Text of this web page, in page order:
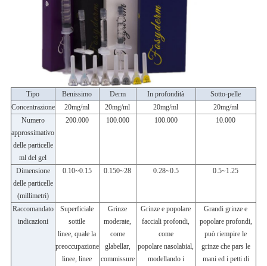
Tipo Benissimo Derm In profondità
Sotto-pelle
Concentrazione
20mg/ml 20mg/ml 20mg/ml
20mg/ml
Numero
approssimativo
delle particelle
ml del gel
200.000 100.000 100.000 10.000
Dimensione
delle particelle
(millimetri)
0.10~0.15 0.150~28 0.28~0.5 0.5~1.25
Raccomandato
indicazioni
Superficiale
sottile
linee, quale la
preoccupazione
linee, linee
Grinze
moderate,
come
glabellar,
commissure
Grinze e popolare
facciali profondi,
come
popolare nasolabial,
modellando i
Grandi grinze e
popolare profondi,
può riempire le
grinze che pars le
mani ed i petti di